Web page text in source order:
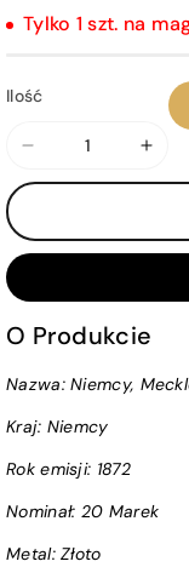
Tylko 1 szt. na
Ilość
Zmniejsz
ilość
Niemcy,
Schwerin,
20
1872
r.
20
1872
O Produkcie
Nazwa: Niemcy,
Kraj: Niemcy
Rok emisji: 1872
Nominał: 20 Marek
Metal: Złoto